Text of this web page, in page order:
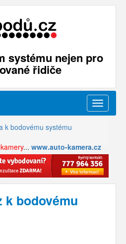
systému nejen pro
řidiče
Menu
k bodovému systému
... www.auto-kamera.cz
k bodovému